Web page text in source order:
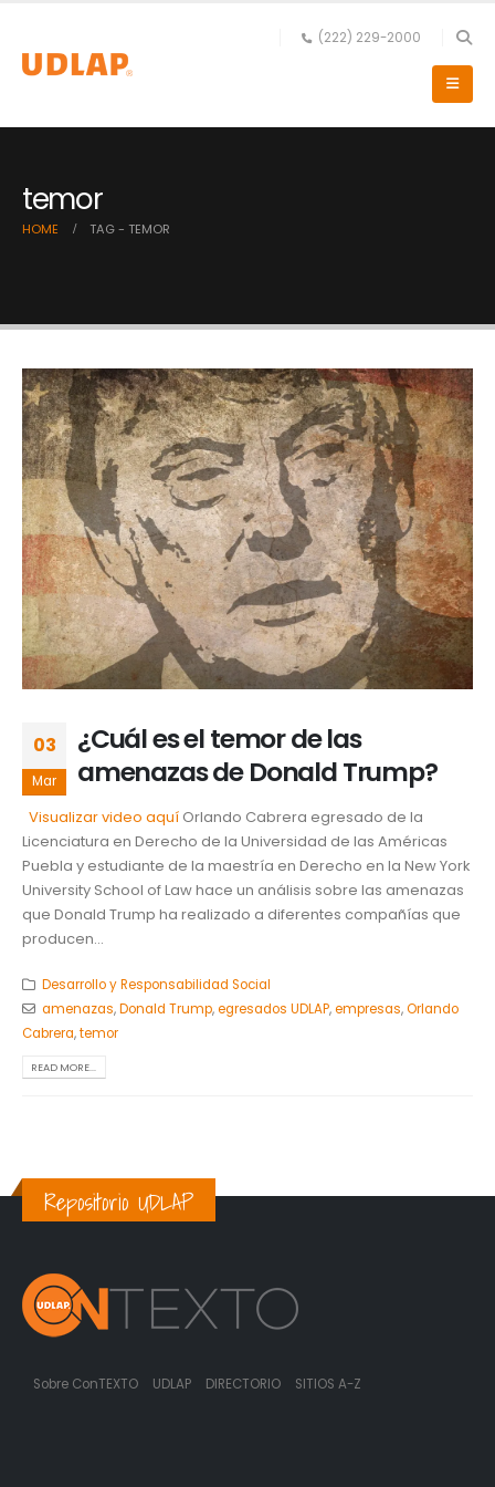
(222) 229-2000
temor
HOME TAG - TEMOR
03
Mar
¿Cuál es el temor de las
amenazas de Donald Trump?
Visualizar video aquí Orlando Cabrera egresado de la
Licenciatura en Derecho de la Universidad de las Américas
Puebla y estudiante de la maestría en Derecho en la New York
University School of Law hace un análisis sobre las amenazas
que Donald Trump ha realizado a diferentes compañías que
producen...
Desarrollo y Responsabilidad Social
amenazas,Donald Trump,egresados UDLAP,empresas,Orlando
Cabrera,temor
READ MORE...
Repositorio UDLAP
Sobre ConTEXTO UDLAP DIRECTORIO SITIOS A-Z